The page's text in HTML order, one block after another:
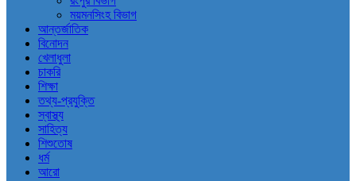
ময়মনসিংহ বিভাগ
আন্তর্জাতিক
বিনোদন
খেলাধুলা
চাকরি
শিক্ষা
তথ্য-প্রযুক্তি
স্বাস্থ্য
সাহিত্য
শিশুতোষ
ধর্ম
আরো